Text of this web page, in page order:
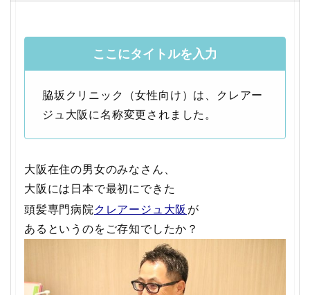
ここにタイトルを入力
脇坂クリニック（女性向け）は、クレアー
ジュ大阪に名称変更されました。
大阪在住の男女のみなさん、
大阪には日本で最初にできた
頭髪専門病院 クレアージュ大阪 が
あるというのをご存知でしたか？